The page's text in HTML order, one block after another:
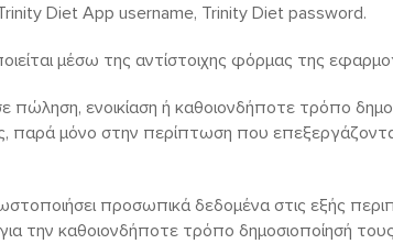
Trinity Diet App username, Trinity Diet password.
μέσω της αντίστοιχης φόρμας της
πώληση, ενοικίαση ή καθοιονδήποτε τρόπο
μόνο στην περίπτωση που
προσωπικά δεδομένα στις εξής
την καθοιονδήποτε τρόπο δημοσιοποίησή